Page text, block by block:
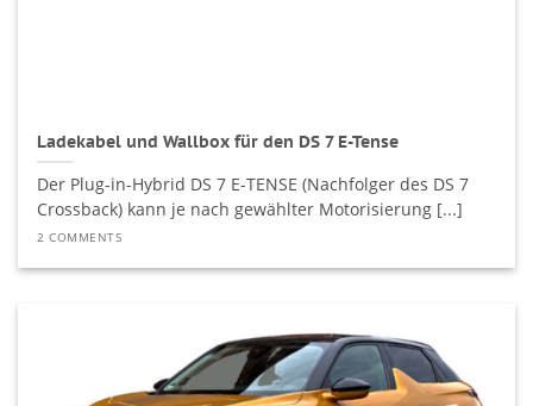
Ladekabel und Wallbox für den DS 7 E-Tense
Der Plug-in-Hybrid DS 7 E-TENSE (Nachfolger des DS 7
Crossback) kann je nach gewählter Motorisierung [...]
2 COMMENTS